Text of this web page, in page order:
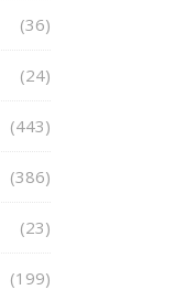
(36)
(24)
(443)
(386)
(23)
(199)